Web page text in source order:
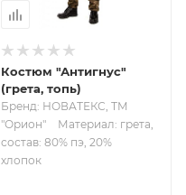
Костюм "Антигнус"
(грета, топь)
Бренд: НОВАТЕКС, ТМ
"Орион"
Материал: грета,
состав: 80% пэ, 20%
хлопок